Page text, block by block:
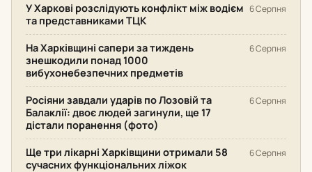
У Харкові розслідують конфлікт між водієм
та представниками ТЦК
6 Серпня
На Харківщині сапери за тиждень
знешкодили понад 1000
вибухонебезпечних предметів
6 Серпня
Росіяни завдали ударів по Лозовій та
Балаклії: двоє людей загинули, ще 17
дістали поранення (фото)
6 Серпня
Ще три лікарні Харківщини отримали 58
сучасних функціональних ліжок
6 Серпня